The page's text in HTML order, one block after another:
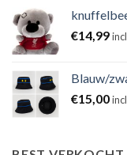
€14,99
Blauw/
€15,00